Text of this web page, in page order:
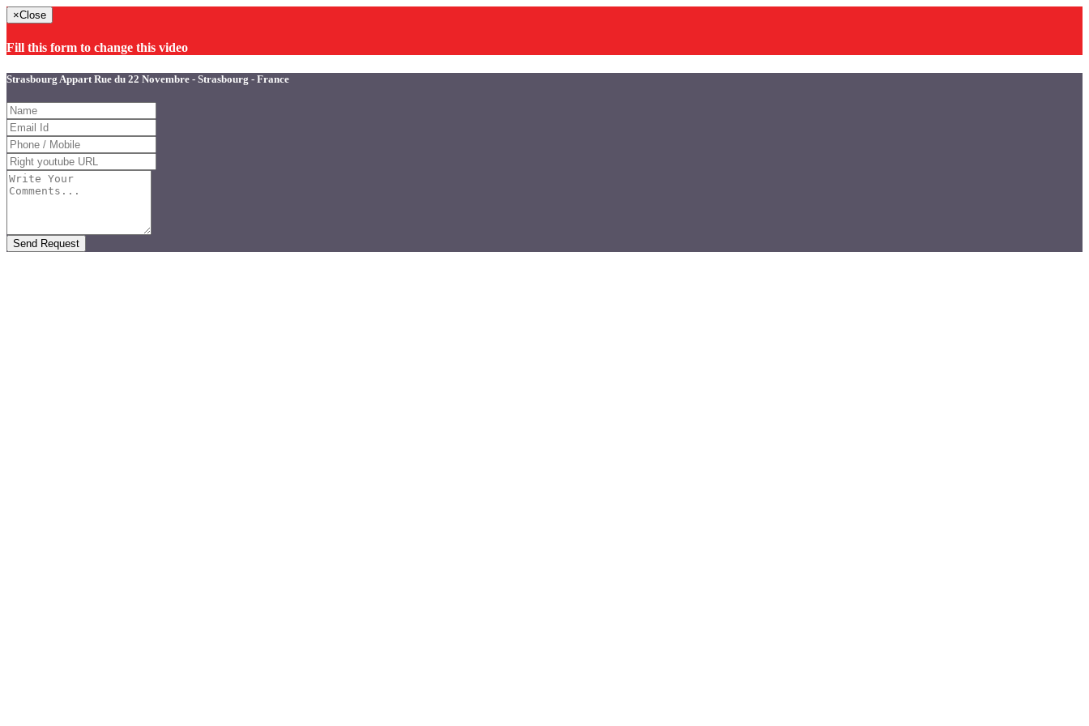
×Close
Fill this form to change this video
Strasbourg Appart Rue du 22 Novembre - Strasbourg - France
Send Request